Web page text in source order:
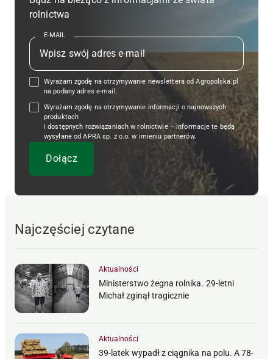
rolnictwa
E-MAIL
Wyrażam zgodę na otrzymywanie newslettera od Agropolska.pl
na podany adres e-mail.
Wyrażam zgodę na otrzymywanie informacji o najnowszych
produktach
i dostępnych rozwiązaniach w rolnictwie – informacje te będą
wysyłane od APRA sp. z o.o. w imieniu partnerów.
Najczęściej czytane
Aktualności
Ministerstwo żegna rolnika. 29-letni
Michał zginął tragicznie
Aktualności
39-latek wypadł z ciągnika na polu. A 78-